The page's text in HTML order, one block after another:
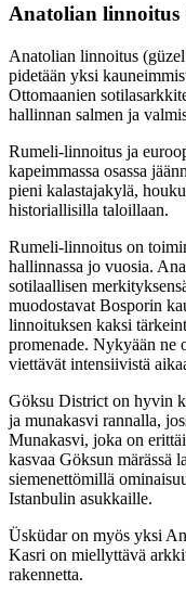
Anatolian linnoitus
Anatolian linnoitus
pidetään yksi
Ottomaanien
hallinnan salmen ja
Rumeli-linnoitus ja
kapeimmassa osassa
pieni kalastajakylä,
historiallisilla taloillaan.
Rumeli-linnoitus on
hallinnassa jo vuosia.
sotilaallisen
muodostavat Bosporin
linnoituksen kaksi
promenade. Nykyään ne
viettävät intensiivistä
Göksu District on hyvin
ja munakasvi rannalla,
Munakasvi, joka on
kasvaa Göksun märässä
siemenettömillä
Istanbulin asukkaille.
Üsküdar on myös yksi
Kasri on miellyttävä
rakennetta.